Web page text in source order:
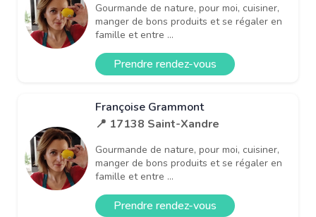
Gourmande de nature, pour moi, cuisiner,
manger de bons produits et se régaler en
famille et entre ...
Prendre rendez-vous
Françoise Grammont
📍 17138 Saint-Xandre
Gourmande de nature, pour moi, cuisiner,
manger de bons produits et se régaler en
famille et entre ...
Prendre rendez-vous